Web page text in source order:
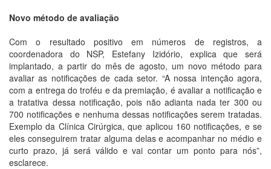
Novo método de avaliação
Com o resultado positivo em números de registros, a
coordenadora do NSP, Estefany Izidório, explica que será
implantado, a partir do mês de agosto, um novo método para
avaliar as notificações de cada setor. “A nossa intenção agora,
com a entrega do troféu e da premiação, é avaliar a notificação e
a tratativa dessa notificação, pois não adianta nada ter 300 ou
700 notificações e nenhuma dessas notificações serem tratadas.
Exemplo da Clínica Cirúrgica, que aplicou 160 notificações, e se
eles conseguirem tratar alguma delas e acompanhar no médio e
curto prazo, já será válido e vai contar um ponto para nós”,
esclarece.